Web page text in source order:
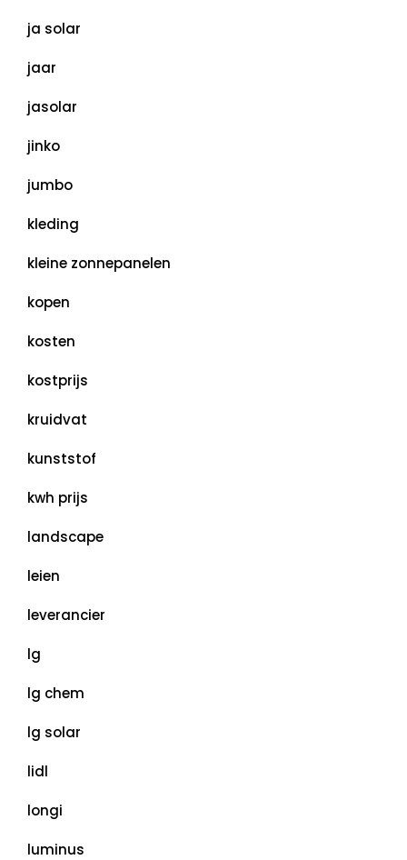
ja solar
jaar
jasolar
jinko
jumbo
kleding
kleine zonnepanelen
kopen
kosten
kostprijs
kruidvat
kunststof
kwh prijs
landscape
leien
leverancier
lg
lg chem
lg solar
lidl
longi
luminus